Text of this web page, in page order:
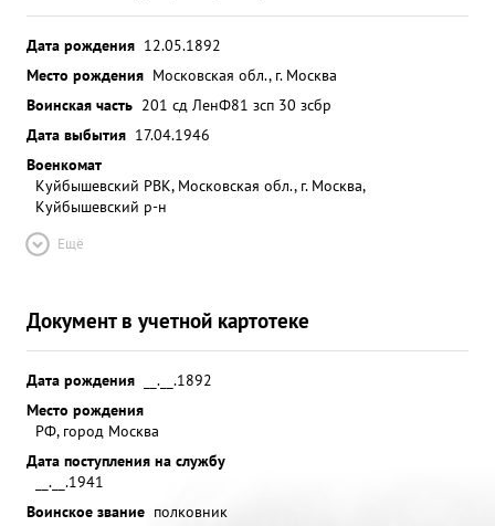
Дата рождения 12.05.1892
Место рождения Московская обл., г. Москва
Воинская часть 201 сд ЛенФ81 зсп 30 зсбр
Дата выбытия 17.04.1946
Военкомат
Куйбышевский РВК, Московская обл., г. Москва,
Куйбышевский р-н
Ещё
Документ в учетной картотеке
Дата рождения
__.__.1892
Место рождения
РФ, город Москва
Дата поступления на службу
__.__.1941
Воинское звание полковник